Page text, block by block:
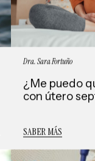
Dra. Sara Fortuño
¿Me puedo
con útero
SABER MÁS